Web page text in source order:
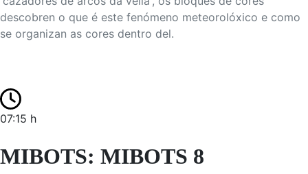
descobren o que é este fenómeno meteorolóxico e como
se organizan as cores dentro del.
07:15 h
MIBOTS: MIBOTS 8